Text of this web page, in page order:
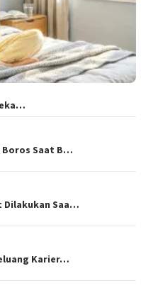
Boros Saat B…
Dilakukan Saa…
Karier…